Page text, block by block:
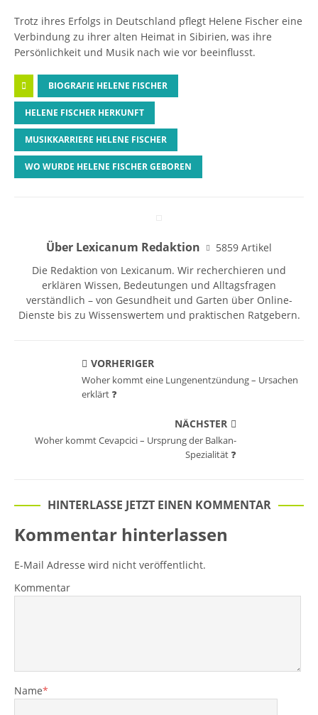
Trotz ihres Erfolgs in Deutschland pflegt Helene Fischer eine
Verbindung zu ihrer alten Heimat in Sibirien, was ihre
Persönlichkeit und Musik nach wie vor beeinflusst.
BIOGRAFIE HELENE FISCHER
HELENE FISCHER HERKUNFT
MUSIKKARRIERE HELENE FISCHER
WO WURDE HELENE FISCHER GEBOREN
Über Lexicanum Redaktion
5859 Artikel
Die Redaktion von Lexicanum. Wir recherchieren und
erklären Wissen, Bedeutungen und Alltagsfragen
verständlich – von Gesundheit und Garten über Online-
Dienste bis zu Wissenswertem und praktischen Ratgebern.
VORHERIGER
Woher kommt eine Lungenentzündung – Ursachen
erklärt ❓
NÄCHSTER
Woher kommt Cevapcici – Ursprung der Balkan-
Spezialität ❓
HINTERLASSE JETZT EINEN KOMMENTAR
Kommentar hinterlassen
E-Mail Adresse wird nicht veröffentlicht.
Kommentar
Name*